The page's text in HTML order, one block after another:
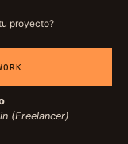
proyecto?
(Freelancer)